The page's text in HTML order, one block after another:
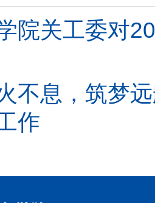
院关工委对
不息，筑梦
作